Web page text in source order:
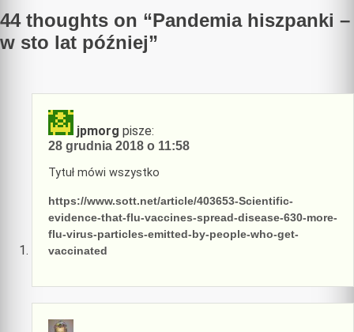
44 thoughts on “Pandemia hiszpanki –
w sto lat później”
jpmorg pisze:
28 grudnia 2018 o 11:58
Tytuł mówi wszystko
https://www.sott.net/article/403653-Scientific-
evidence-that-flu-vaccines-spread-disease-630-more-
flu-virus-particles-emitted-by-people-who-get-
vaccinated